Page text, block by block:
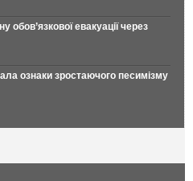
евакуації через
ознаки зростаючого песимізму